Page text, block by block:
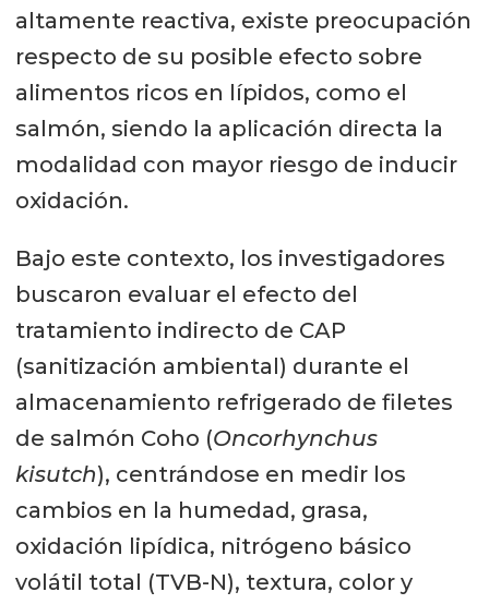
altamente reactiva, existe preocupación
respecto de su posible efecto sobre
alimentos ricos en lípidos, como el
salmón, siendo la aplicación directa la
modalidad con mayor riesgo de inducir
oxidación.
Bajo este contexto, los investigadores
buscaron evaluar el efecto del
tratamiento indirecto de CAP
(sanitización ambiental) durante el
almacenamiento refrigerado de filetes
de salmón Coho (Oncorhynchus
kisutch), centrándose en medir los
cambios en la humedad, grasa,
oxidación lipídica, nitrógeno básico
volátil total (TVB-N), textura, color y